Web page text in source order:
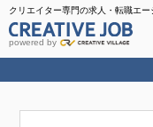
クリエイター専門の求人・転職エー
powered by